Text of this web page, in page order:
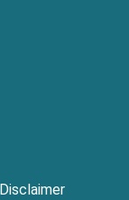
Disclaimer